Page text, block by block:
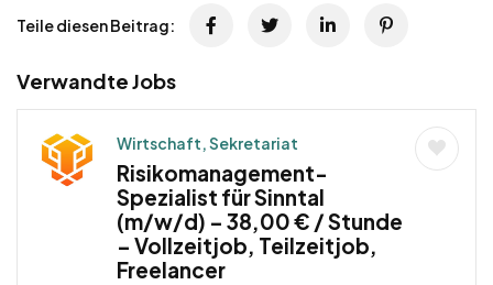
Teile diesen Beitrag:
Verwandte Jobs
Wirtschaft, Sekretariat
Risikomanagement-
Spezialist für Sinntal
(m/w/d) – 38,00 € / Stunde
– Vollzeitjob, Teilzeitjob,
Freelancer